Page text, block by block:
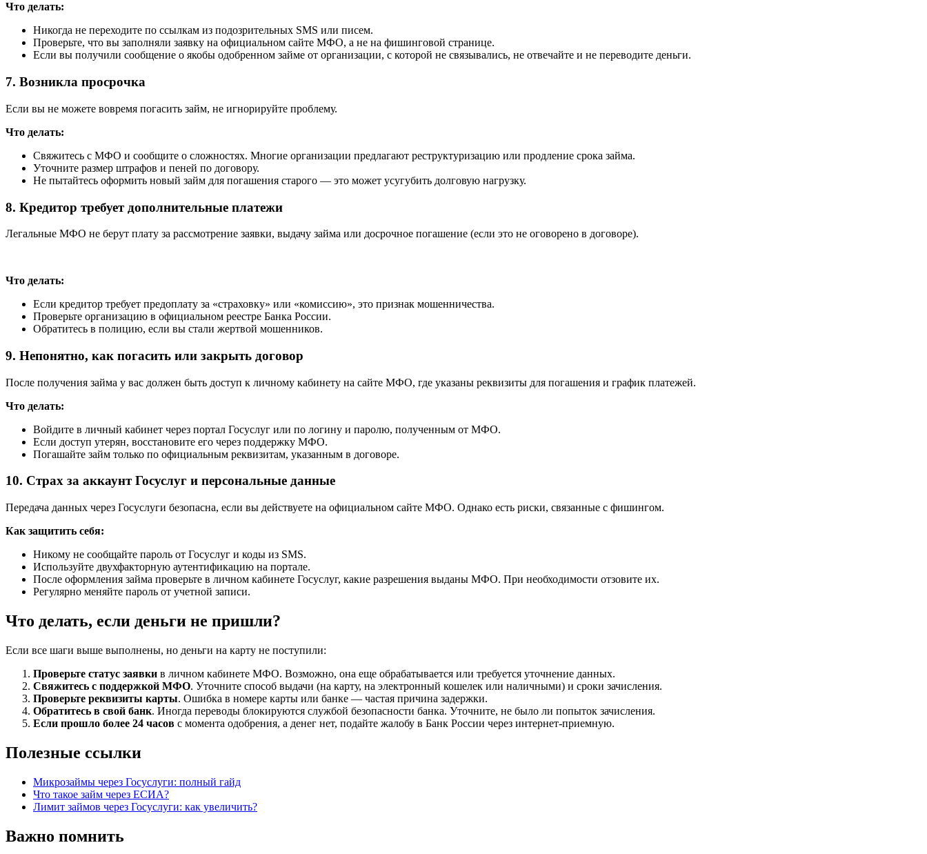
Что делать:
Никогда не переходите по ссылкам из подозрительных SMS или писем.
Проверьте, что вы заполняли заявку на официальном сайте МФО, а не на фишинговой странице.
Если вы получили сообщение о якобы одобренном займе от организации, с которой не связывались, не отвечайте и не переводите деньги.
7. Возникла просрочка
Если вы не можете вовремя погасить займ, не игнорируйте проблему.
Что делать:
Свяжитесь с МФО и сообщите о сложностях. Многие организации предлагают реструктуризацию или продление срока займа.
Уточните размер штрафов и пеней по договору.
Не пытайтесь оформить новый займ для погашения старого — это может усугубить долговую нагрузку.
8. Кредитор требует дополнительные платежи
Легальные МФО не берут плату за рассмотрение заявки, выдачу займа или досрочное погашение (если это не оговорено в договоре).
Что делать:
Если кредитор требует предоплату за «страховку» или «комиссию», это признак мошенничества.
Проверьте организацию в официальном реестре Банка России.
Обратитесь в полицию, если вы стали жертвой мошенников.
9. Непонятно, как погасить или закрыть договор
После получения займа у вас должен быть доступ к личному кабинету на сайте МФО, где указаны реквизиты для погашения и график платежей.
Что делать:
Войдите в личный кабинет через портал Госуслуг или по логину и паролю, полученным от МФО.
Если доступ утерян, восстановите его через поддержку МФО.
Погашайте займ только по официальным реквизитам, указанным в договоре.
10. Страх за аккаунт Госуслуг и персональные данные
Передача данных через Госуслуги безопасна, если вы действуете на официальном сайте МФО. Однако есть риски, связанные с фишингом.
Как защитить себя:
Никому не сообщайте пароль от Госуслуг и коды из SMS.
Используйте двухфакторную аутентификацию на портале.
После оформления займа проверьте в личном кабинете Госуслуг, какие разрешения выданы МФО. При необходимости отзовите их.
Регулярно меняйте пароль от учетной записи.
Что делать, если деньги не пришли?
Если все шаги выше выполнены, но деньги на карту не поступили:
Проверьте статус заявки в личном кабинете МФО. Возможно, она еще обрабатывается или требуется уточнение данных.
Свяжитесь с поддержкой МФО. Уточните способ выдачи (на карту, на электронный кошелек или наличными) и сроки зачисления.
Проверьте реквизиты карты. Ошибка в номере карты или банке — частая причина задержки.
Обратитесь в свой банк. Иногда переводы блокируются службой безопасности банка. Уточните, не было ли попыток зачисления.
Если прошло более 24 часов с момента одобрения, а денег нет, подайте жалобу в Банк России через интернет-приемную.
Полезные ссылки
Микрозаймы через Госуслуги: полный гайд
Что такое займ через ЕСИА?
Лимит займов через Госуслуги: как увеличить?
Важно помнить